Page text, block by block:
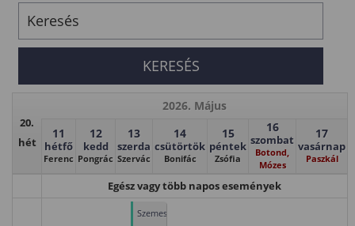
20.
hét
2026. Május
11
hétfő
Ferenc
12
kedd
Pongrác
13
szerda
Szervác
14
csütörtök
Bonifác
15
péntek
Zsófia
16
szombat
Botond,
Mózes
17
vasárnap
Paszkál
Egész vagy több napos események
Szemeszterzáró